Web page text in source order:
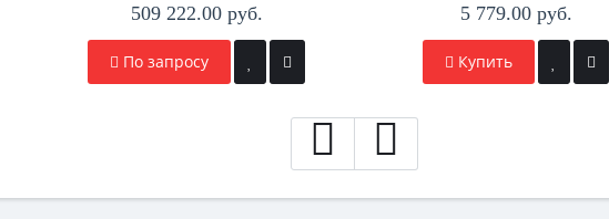
509 222.00 руб.
По запросу
5 779.00 руб.
Купить